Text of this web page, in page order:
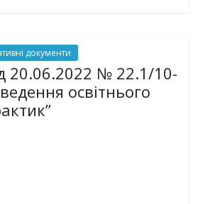
документи
20.06.2022 № 22.1/10-
освітнього